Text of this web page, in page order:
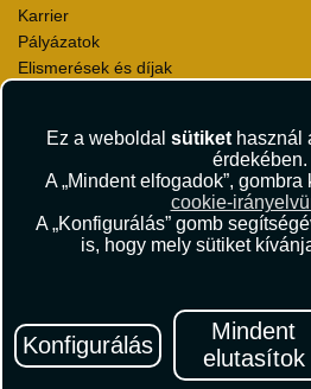
Ez a weboldal sütikethasznál
érdekében.
A „Mindent elfogadok”,
cookie-
A „Konfigurálás” gomb
is, hogy mely sütiket
Konfigurálás
Mindent
elutasítok
Karrier
Pályázatok
Elismerések és díjak
Utazási Csomag Szerződési Feltételek
Útlemondás-biztosítás Szerződési
Utasbiztosítás Szerződési Feltételek
Repülőjegy Szerződési Feltételek
Adatvédelem
Hírlevél
Iratkozzon fel Magyarország egyik